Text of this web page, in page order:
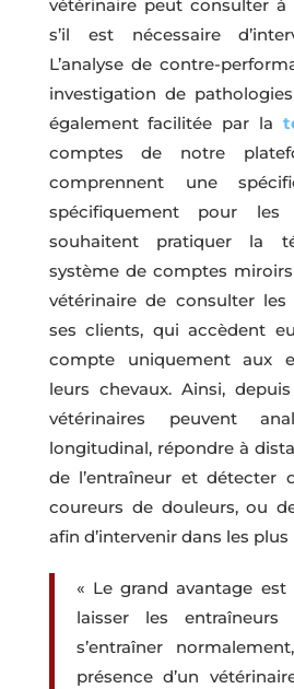
vétérinaire peut consulter
s’il est nécessaire
L’analyse de contre-
investigation de
également facilitée par la
comptes de notre
comprennent une
spécifiquement pour les
souhaitent pratiquer la
système de comptes
vétérinaire de consulter
ses clients, qui accèdent
compte uniquement aux
leurs chevaux. Ainsi,
vétérinaires peuvent
longitudinal, répondre à
de l’entraîneur et détecter
coureurs de douleurs, ou
afin d’intervenir dans les plus
« Le grand avantage
laisser les
s’entraîner
présence d’un